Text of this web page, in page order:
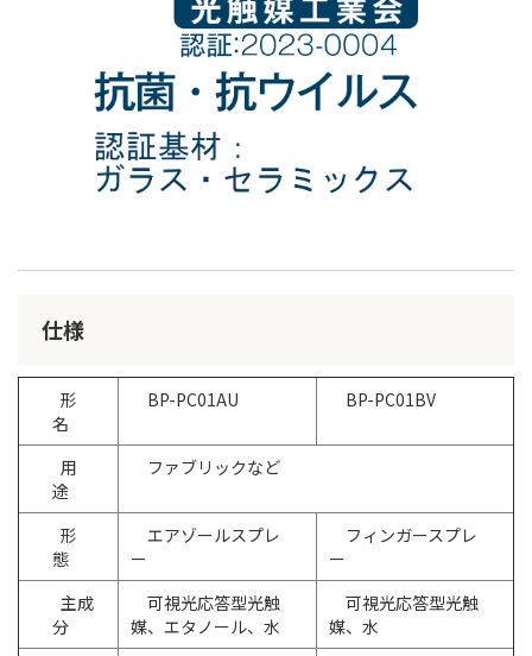
仕様
形
名
BP-PC01AU BP-PC01BV
用
途
ファブリックなど
形
態
エアゾールスプレ
ー
フィンガースプレ
ー
主成
分
可視光応答型光触
媒、エタノール、水
可視光応答型光触
媒、水